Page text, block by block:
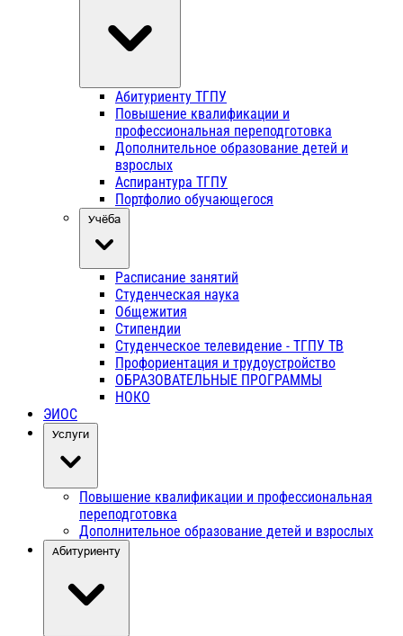
Абитуриенту ТГПУ
Повышение квалификации и
профессиональная переподготовка
Дополнительное образование детей и
взрослых
Аспирантура ТГПУ
Портфолио обучающегося
Учёба
Расписание занятий
Студенческая наука
Общежития
Стипендии
Студенческое телевидение - ТГПУ ТВ
Профориентация и трудоустройство
ОБРАЗОВАТЕЛЬНЫЕ ПРОГРАММЫ
НОКО
ЭИОС
Услуги
Повышение квалификации и профессиональная
переподготовка
Дополнительное образование детей и взрослых
Абитуриенту